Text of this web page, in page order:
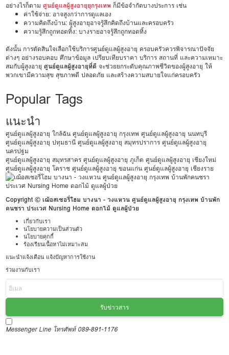
อย่างไรก็ตามศูนย์ดูแลผู้สูงอายุยุกรุงเทพ ก็มีข้อจำกัดบางประการ เช่น
ค่าใช้จ่าย: อาจสูงกว่าการดูแลเอง
ความคิดถึงบ้าน: ผู้สูงอายุอาจรู้สึกคิดถึงบ้านและครอบครัว
ความรู้สึกถูกทอดทิ้ง: บางรายอาจรู้สึกถูกทอดทิ้ง
ดังนั้น การตัดสินใจเลือกใช้บริการศูนย์ดูแลผู้สูงอายุ ครอบครัวควรพิจารณาปัจจัย
ต่างๆ อย่างรอบคอบ ศึกษาข้อมูล เปรียบเทียบราคา บริการ สถานที่ และความเหมาะ
สมกับผู้สูงอายุศูนย์ดูแลผู้สูงอายุที่ดี จะช่วยยกระดับคุณภาพชีวิตของผู้สูงอายุ ให้
พวกเขามีความสุข สุขภาพดี ปลอดภัย และสร้างความสบายใจแก่ครอบครัว
Popular Tags
แนะนำ
ศูนย์ดูแลผู้สูงอายุ ใกล้ฉัน ศูนย์ดูแลผู้สูงอายุ กรุงเทพ ศูนย์ดูแลผู้สูงอายุ นนทบุรี
ศูนย์ดูแลผู้สูงอายุ ปทุมธานี ศูนย์ดูแลผู้สูงอายุ สมุทรปราการ ศูนย์ดูแลผู้สูงอายุ
นครปฐม
ศูนย์ดูแลผู้สูงอายุ สมุทรสาคร ศูนย์ดูแลผู้สูงอายุ ภูเก็ต ศูนย์ดูแลผู้สูงอายุ เชียงใหม่
ศูนย์ดูแลผู้สูงอายุ โคราช ศูนย์ดูแลผู้สูงอายุ ขอนแก่น ศูนย์ดูแลผู้สูงอายุ เชียงราย
Copyright © เฌ้อสเซอรี่โฮม บางนา - วงแหวน ศูนย์ดูแลผู้สูงอายุ กรุงเทพ บ้านพัก
คนชรา ประเวศ Nursing Home ดอกไม้ ดูแลผู้ป่วย
เกี่ยวกับเรา
นโยบายความเป็นส่วนตัว
นโยบายคุกกี้
ร้องเรียนเนื้อหาไม่เหมาะสม
แนะนำแจ้งเตือน แจ้งปัญหาการใช้งาน
ร่วมงานกับเรา
รับข่าวสาร
Messenger Line โทรศัพท์ 089-891-1176